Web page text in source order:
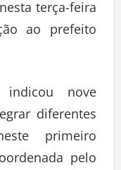
terça-feira
ao prefeito
indicou nove
diferentes
primeiro
pelo